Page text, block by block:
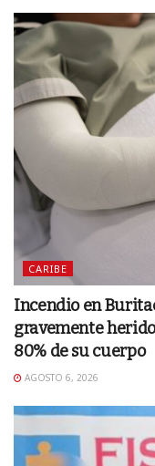
CARIBE
Incendio en
gravemente
80% de su cuerpo
AGOSTO 6, 2026